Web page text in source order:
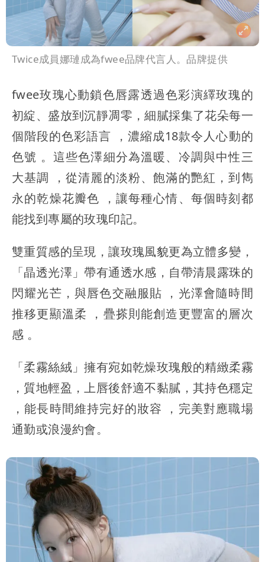
Twice成員娜璉成為fwee品牌代言人。品牌提供
fwee玫瑰心動鎖色唇露透過色彩演繹玫瑰的
初綻、盛放到沉靜凋零，細膩採集了花朵每一
個階段的色彩語言 ，濃縮成18款令人心動的
色號 。這些色澤細分為溫暖、冷調與中性三
大基調 ，從清麗的淡粉、飽滿的艷紅，到雋
永的乾燥花瓣色 ，讓每種心情、每個時刻都
能找到專屬的玫瑰印記。
雙重質感的呈現，讓玫瑰風貌更為立體多變，
「晶透光澤」帶有通透水感，自帶清晨露珠的
閃耀光芒，與唇色交融服貼 ，光澤會隨時間
推移更顯溫柔 ，疊搽則能創造更豐富的層次
感 。
「柔霧絲絨」擁有宛如乾燥玫瑰般的精緻柔霧
，質地輕盈，上唇後舒適不黏膩，其持色穩定
，能長時間維持完好的妝容 ，完美對應職場
通勤或浪漫約會。